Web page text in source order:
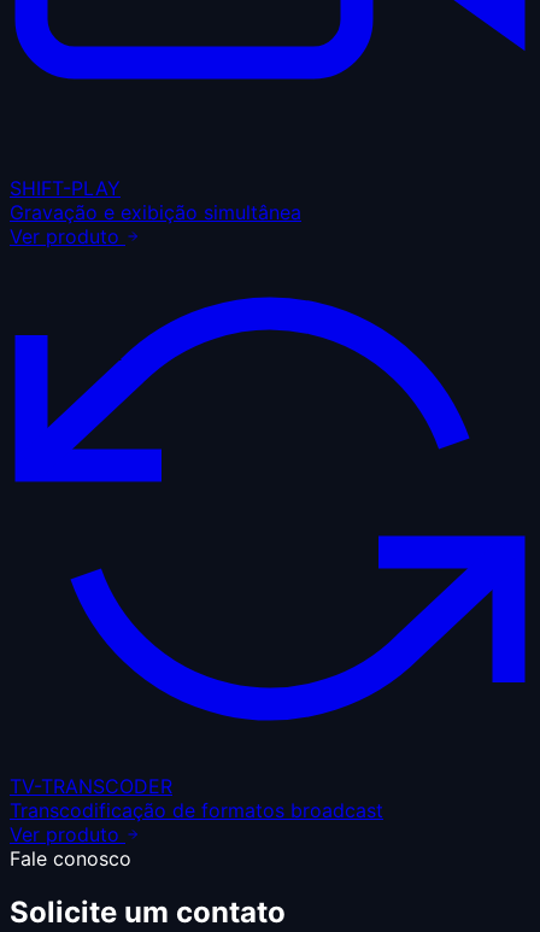
SHIFT-PLAY
Gravação e exibição simultânea
Ver produto
TV-TRANSCODER
Transcodificação de formatos broadcast
Ver produto
Fale conosco
Solicite um contato